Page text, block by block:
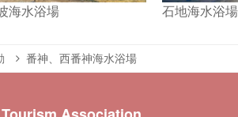
海水浴場 石地海水浴場
番神、西番神海水浴場